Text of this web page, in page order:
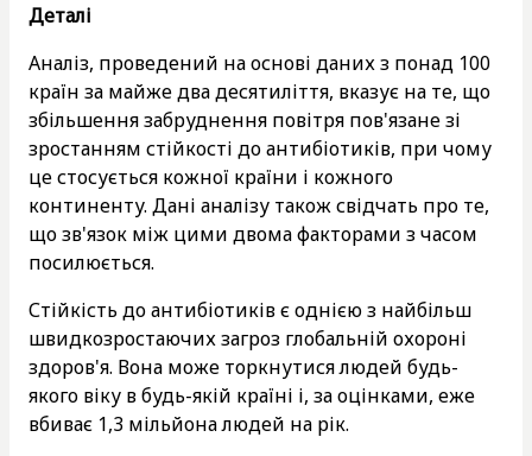
Деталі
Аналіз, проведений на основі даних з понад 100
країн за майже два десятиліття, вказує на те, що
збільшення забруднення повітря пов'язане зі
зростанням стійкості до антибіотиків, при чому
це стосується кожної країни і кожного
континенту. Дані аналізу також свідчать про те,
що зв'язок між цими двома факторами з часом
посилюється.
Стійкість до антибіотиків є однією з найбільш
швидкозростаючих загроз глобальній охороні
здоров'я. Вона може торкнутися людей будь-
якого віку в будь-якій країні і, за оцінками, eже
вбиває 1,3 мільйона людей на рік.